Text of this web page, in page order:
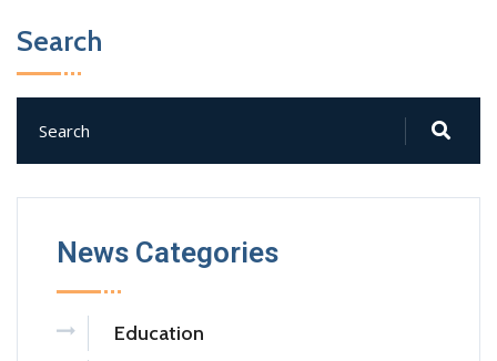
Search
News Categories
Education